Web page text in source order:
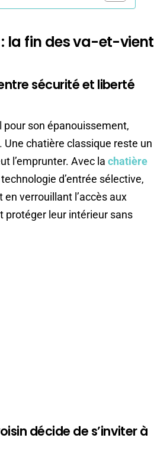
la fin des va-et-vient
sécurité et liberté
son épanouissement,
chatière classique reste un
l’emprunter. Avec la chatière
d’entrée sélective,
en verrouillant l’accès aux
protéger leur intérieur sans
décide de s’inviter à